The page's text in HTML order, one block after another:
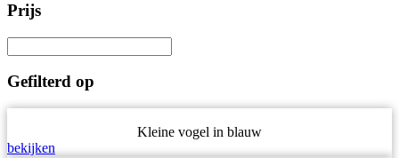
Prijs
Gefilterd op
Kleine vogel in blauw
bekijken